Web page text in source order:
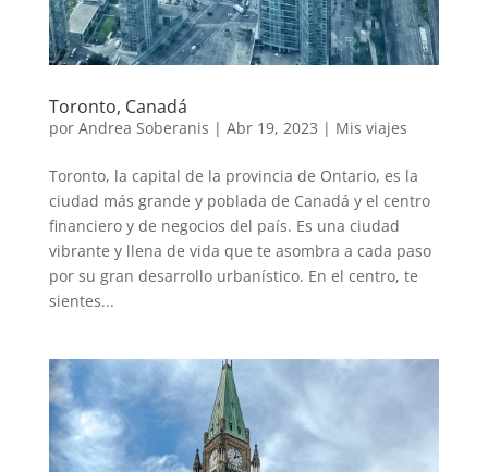
Toronto, Canadá
por Andrea Soberanis | Abr 19, 2023 | Mis viajes
Toronto, la capital de la provincia de Ontario, es la
ciudad más grande y poblada de Canadá y el centro
financiero y de negocios del país. Es una ciudad
vibrante y llena de vida que te asombra a cada paso
por su gran desarrollo urbanístico. En el centro, te
sientes...